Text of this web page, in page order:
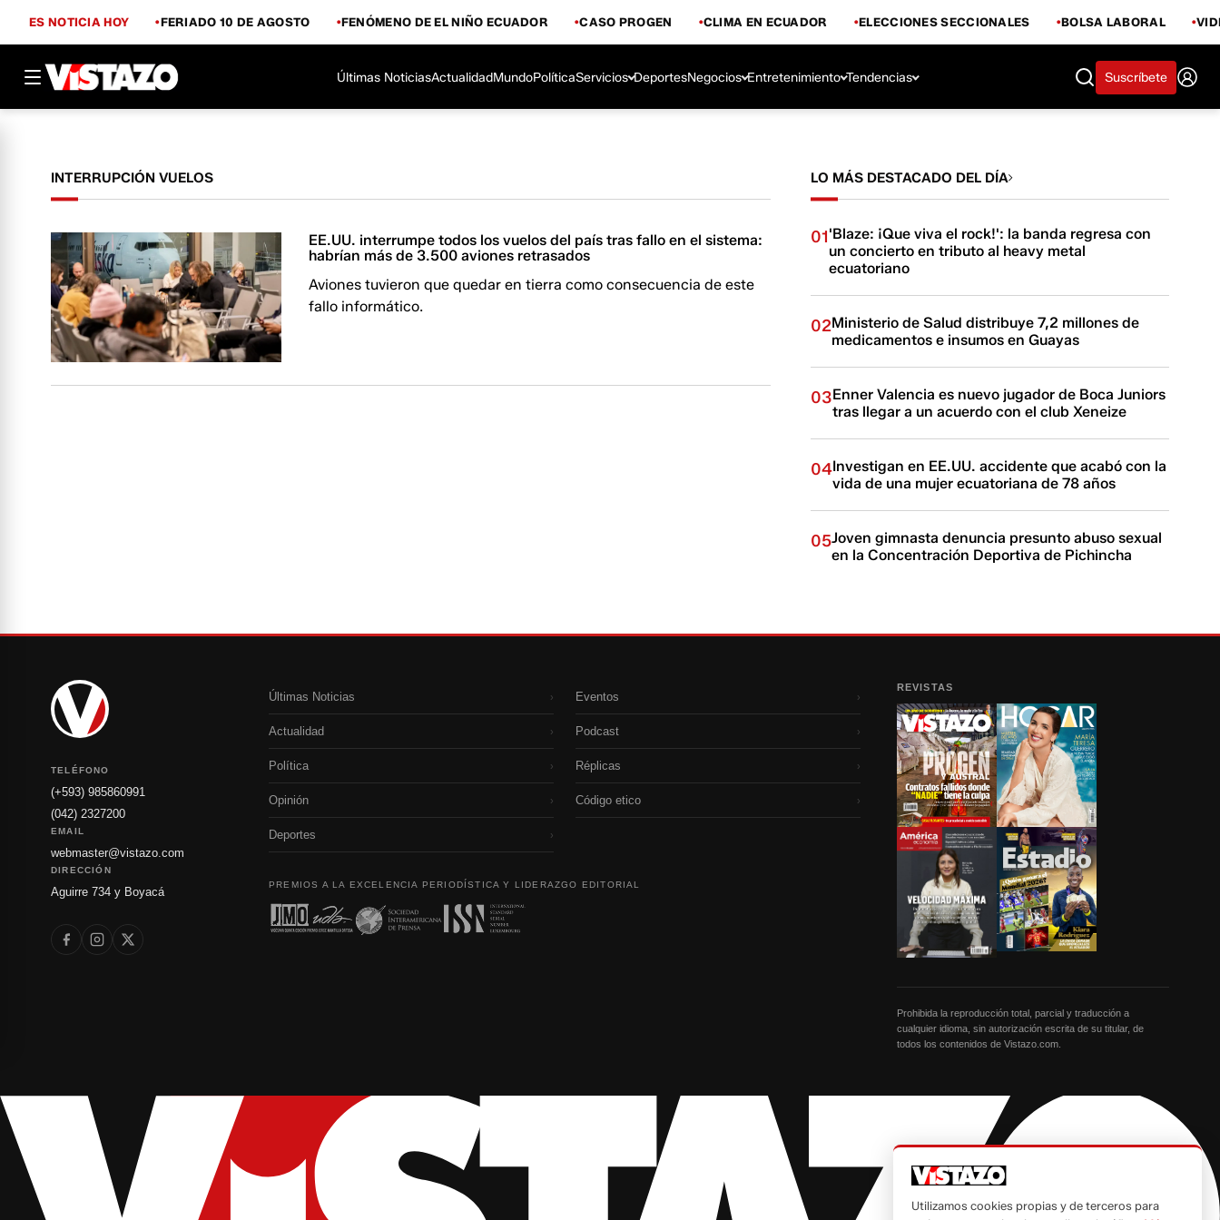
ES NOTICIA HOY FERIADO 10 DE AGOSTO FENÓMENO DE EL NIÑO ECUADOR CASO PROGEN CLIMA EN ECUADOR ELECCIONES SECCIONALES BOLSA LABORAL
Últimas NoticiasActualidadMundoPolíticaServicios DeportesNegocios Entretenimiento Tendencias Suscríbete
INTERRUPCIÓN VUELOS
EE.UU. interrumpe todos los vuelos del país tras fallo en el sistema:
habrían más de 3.500 aviones retrasados
Aviones tuvieron que quedar en tierra como consecuencia de este
fallo informático.
LO MÁS DESTACADO DEL DÍA
01'Blaze: ¡Que viva el rock!': la banda regresa con
un concierto en tributo al heavy metal
ecuatoriano
02Ministerio de Salud distribuye 7,2 millones de
medicamentos e insumos en Guayas
03Enner Valencia es nuevo jugador de Boca Juniors
tras llegar a un acuerdo con el club Xeneize
04Investigan en EE.UU. accidente que acabó con la
vida de una mujer ecuatoriana de 78 años
05Joven gimnasta denuncia presunto abuso sexual
en la Concentración Deportiva de Pichincha
TELÉFONO
(+593) 985860991
(042) 2327200
EMAIL
webmaster@vistazo.com
DIRECCIÓN
Aguirre 734 y Boyacá
Últimas Noticias ›
Actualidad ›
Política ›
Opinión ›
Deportes ›
Eventos ›
Podcast ›
Réplicas ›
Código etico ›
PREMIOS A LA EXCELENCIA PERIODÍSTICA Y LIDERAZGO EDITORIAL
REVISTAS
Prohibida la reproducción total, parcial y traducción a
cualquier idioma, sin autorización escrita de su titular, de
todos los contenidos de Vistazo.com.
Utilizamos cookies propias y de terceros para